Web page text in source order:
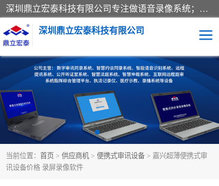
深圳鼎立宏泰科技有限公司专注做语音录像系统；主要服务有：约谈室同步录音录像系统、设计数字询问同步录音录像、数字约谈室同步录音录像、公开听证室、智慧庭审、智能语音识别转写、远程提讯（提审）、记录仪、远程指挥综合管理平台、录播系统等
深圳鼎立宏泰科技有限公司
当前位置： 首页 > 供应商机 > 便携式审讯设备 > 嘉兴超薄便携式审
讯设备价格 录屏录像软件
同步录音录像设备 便携式审讯设备
数字法庭 听证室
远程提讯 语音识别